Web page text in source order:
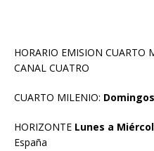
HORARIO EMISION CUARTO
CANAL CUATRO
CUARTO MILENIO: Domingos
HORIZONTE Lunes a
España